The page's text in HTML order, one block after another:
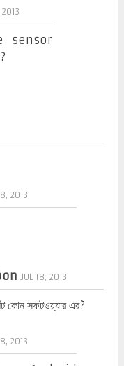
2013
sensor
2013
JUL 18, 2013
কোন সফটওয়্যার এর?
2013